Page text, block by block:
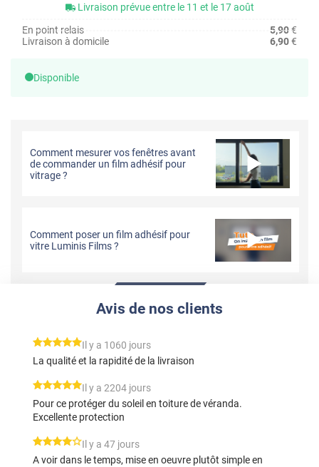
Livraison prévue entre le 11 et le 17 août
En point relais
5,90€
Livraison à domicile
6,90€
Disponible
Comment mesurer vos fenêtres avant
de commander un film adhésif pour
vitrage ?
Comment poser un film adhésif pour
vitre Luminis Films ?
Avis de nos clients
*****
Il y a 1060 jours
La qualité et la rapidité de la livraison
*****
Il y a 2204 jours
Pour ce protéger du soleil en toiture de véranda.
Excellente protection
*****Il y a 47 jours
A voir dans le temps, mise en oeuvre plutôt simple en